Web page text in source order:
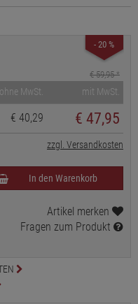
- 20 %
€ 59,95*
ohne MwSt. mit MwSt.
€ 40,29 € 47,95
zzgl. Versandkosten
In den Warenkorb
Artikel merken
Fragen zum Produkt